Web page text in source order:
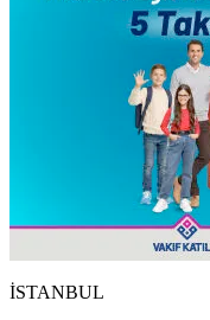
İSTANBUL